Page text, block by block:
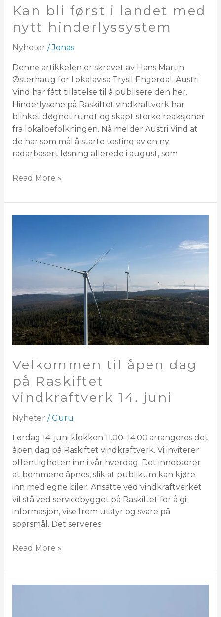
Kan bli først i landet med
nytt hinderlyssystem
Nyheter /Jonas
Denne artikkelen er skrevet av Hans Martin
Østerhaug for Lokalavisa Trysil Engerdal. Austri
Vind har fått tillatelse til å publisere den her.
Hinderlysene på Raskiftet vindkraftverk har
blinket døgnet rundt og skapt sterke reaksjoner
fra lokalbefolkningen. Nå melder Austri Vind at
de har som mål å starte testing av en ny
radarbasert løsning allerede i august, som
Read More »
Velkommen til åpen dag
på Raskiftet
vindkraftverk 14. juni
Nyheter / Guru
Lørdag 14. juni klokken 11.00–14.00 arrangeres det
åpen dag på Raskiftet vindkraftverk. Vi inviterer
offentligheten inn i vår hverdag. Det innebærer
at bommene åpnes, slik at publikum kan kjøre
inn med egne biler. Ansatte ved vindkraftverket
vil stå ved servicebygget på Raskiftet for å gi
informasjon, vise frem utstyr og svare på
spørsmål. Det serveres
vindkraftverk
14.
juni
Read More »